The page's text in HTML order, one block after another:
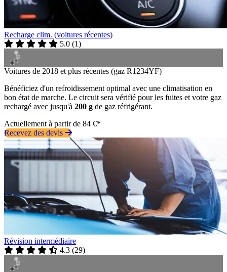
Recharge clim. (voitures récentes)
5.0 (1)
Voitures de 2018 et plus récentes (gaz R1234YF)
Bénéficiez d'un refroidissement optimal avec une climatisation en
bon état de marche. Le circuit sera vérifié pour les fuites et votre gaz
rechargé avec jusqu'à 200 g de gaz réfrigérant.
Actuellement à partir de 84 €*
Recevez des devis
Révision intermédiaire
4.3 (29)